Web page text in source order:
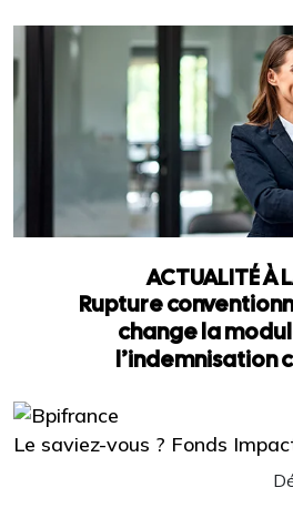
ACTUALITÉ À
Rupture
change la
l’indemnisation
Le saviez-vous ? Fonds